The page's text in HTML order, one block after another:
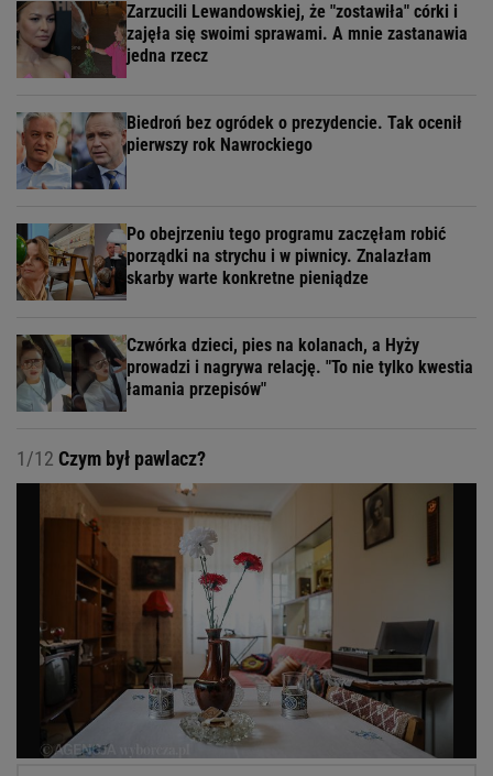
Zarzucili Lewandowskiej, że "zostawiła" córki i
zajęła się swoimi sprawami. A mnie zastanawia
jedna rzecz
Biedroń bez ogródek o prezydencie. Tak ocenił
pierwszy rok Nawrockiego
Po obejrzeniu tego programu zaczęłam robić
porządki na strychu i w piwnicy. Znalazłam
skarby warte konkretne pieniądze
Czwórka dzieci, pies na kolanach, a Hyży
prowadzi i nagrywa relację. "To nie tylko kwestia
łamania przepisów"
1/12 Czym był pawlacz?